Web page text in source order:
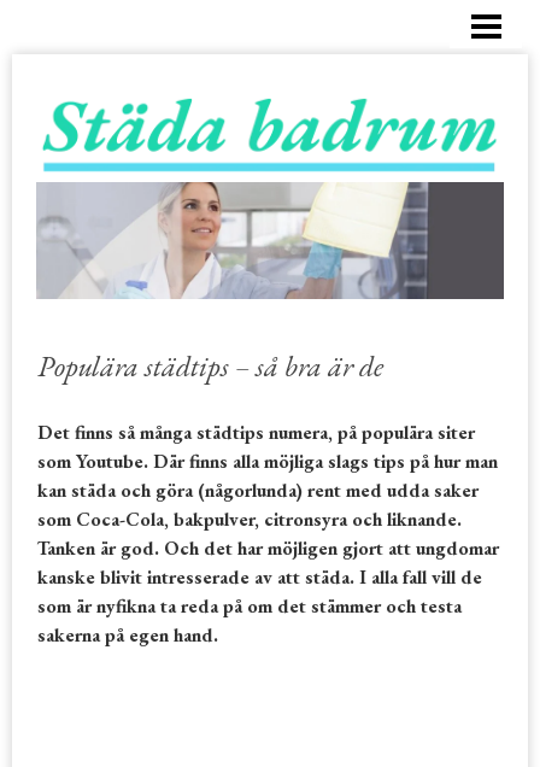
BUBBELBADKAR
DUSCH
KAKEL OCH FOGAR
BESTÄLL STÄDHJÄLP
Populära städtips – så bra är de
Det finns så många städtips numera, på populära siter
som Youtube. Där finns alla möjliga slags tips på hur man
kan städa och göra (någorlunda) rent med udda saker
som Coca-Cola, bakpulver, citronsyra och liknande.
Tanken är god. Och det har möjligen gjort att ungdomar
kanske blivit intresserade av att städa. I alla fall vill de
som är nyfikna ta reda på om det stämmer och testa
sakerna på egen hand.